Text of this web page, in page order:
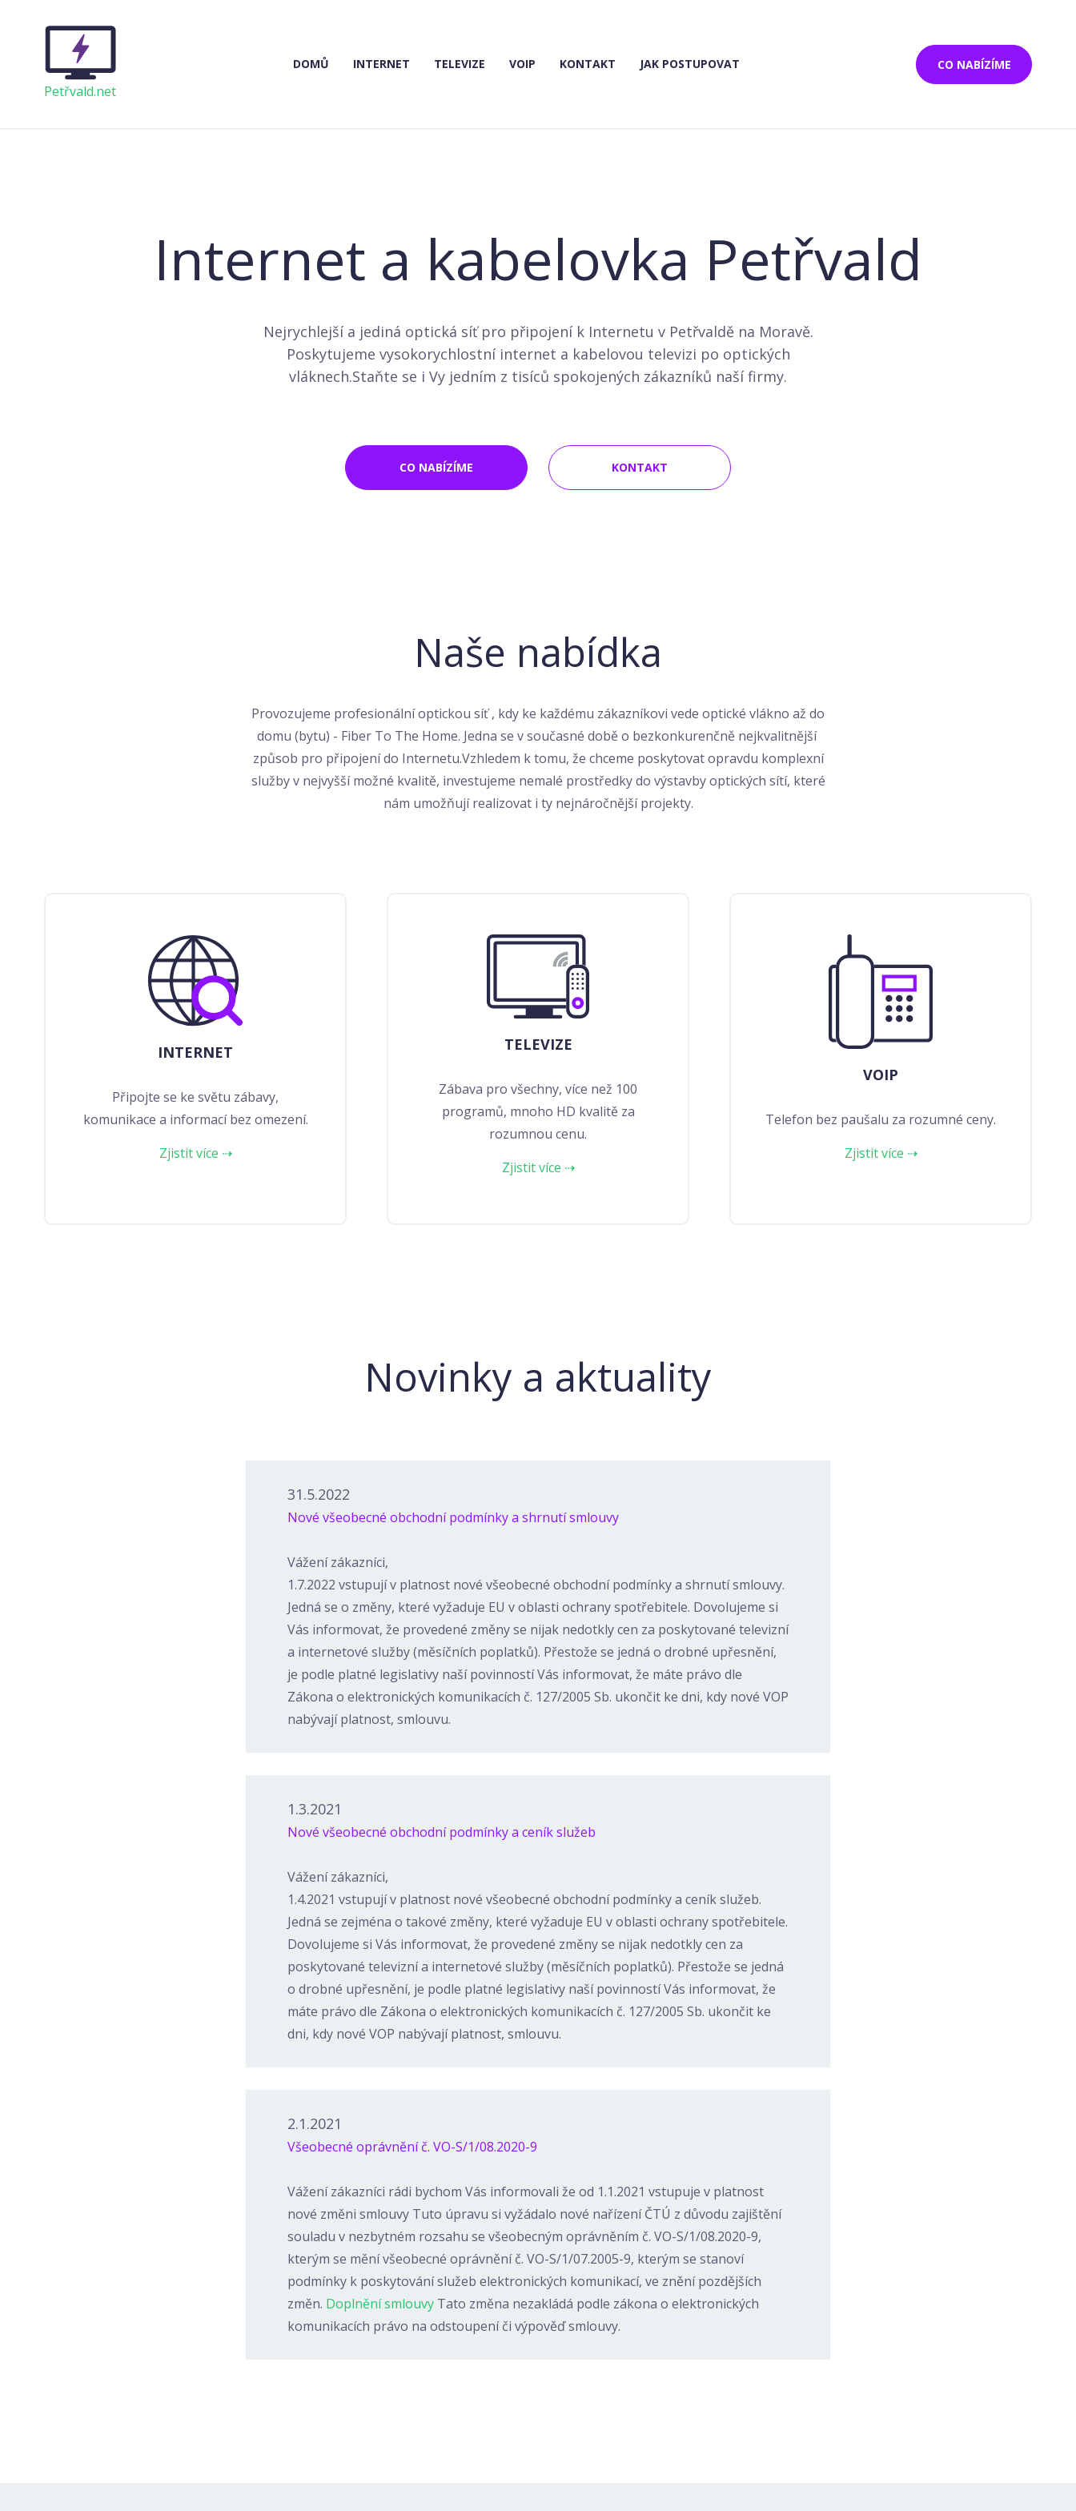
Petřvald.net
DOMŮ INTERNET TELEVIZE VOIP KONTAKT JAK POSTUPOVAT CO NABÍZÍME
Internet a kabelovka Petřvald
Nejrychlejší a jediná optická síť pro připojení k Internetu v Petřvaldě na Moravě.
Poskytujeme vysokorychlostní internet a kabelovou televizi po optických
vláknech.Staňte se i Vy jedním z tisíců spokojených zákazníků naší firmy.
CO NABÍZÍME KONTAKT
Naše nabídka
Provozujeme profesionální optickou síť , kdy ke každému zákazníkovi vede optické vlákno až do
domu (bytu) - Fiber To The Home. Jedna se v současné době o bezkonkurenčně nejkvalitnější
způsob pro připojení do Internetu.Vzhledem k tomu, že chceme poskytovat opravdu komplexní
služby v nejvyšší možné kvalitě, investujeme nemalé prostředky do výstavby optických sítí, které
nám umožňují realizovat i ty nejnáročnější projekty.
INTERNET
Připojte se ke světu zábavy,
komunikace a informací bez omezení.
Zjistit více ⇢
TELEVIZE
Zábava pro všechny, více než 100
programů, mnoho HD kvalitě za
rozumnou cenu.
Zjistit více ⇢
VOIP
Telefon bez paušalu za rozumné ceny.
Zjistit více ⇢
Novinky a aktuality
31.5.2022
Nové všeobecné obchodní podmínky a shrnutí smlouvy
Vážení zákazníci,
1.7.2022 vstupují v platnost nové všeobecné obchodní podmínky a shrnutí smlouvy.
Jedná se o změny, které vyžaduje EU v oblasti ochrany spotřebitele. Dovolujeme si
Vás informovat, že provedené změny se nijak nedotkly cen za poskytované televizní
a internetové služby (měsíčních poplatků). Přestože se jedná o drobné upřesnění,
je podle platné legislativy naší povinností Vás informovat, že máte právo dle
Zákona o elektronických komunikacích č. 127/2005 Sb. ukončit ke dni, kdy nové VOP
nabývají platnost, smlouvu.
1.3.2021
Nové všeobecné obchodní podmínky a ceník služeb
Vážení zákazníci,
1.4.2021 vstupují v platnost nové všeobecné obchodní podmínky a ceník služeb.
Jedná se zejména o takové změny, které vyžaduje EU v oblasti ochrany spotřebitele.
Dovolujeme si Vás informovat, že provedené změny se nijak nedotkly cen za
poskytované televizní a internetové služby (měsíčních poplatků). Přestože se jedná
o drobné upřesnění, je podle platné legislativy naší povinností Vás informovat, že
máte právo dle Zákona o elektronických komunikacích č. 127/2005 Sb. ukončit ke
dni, kdy nové VOP nabývají platnost, smlouvu.
2.1.2021
Všeobecné oprávnění č. VO-S/1/08.2020-9
Vážení zákazníci rádi bychom Vás informovali že od 1.1.2021 vstupuje v platnost
nové změni smlouvy Tuto úpravu si vyžádalo nové nařízení ČTÚ z důvodu zajištění
souladu v nezbytném rozsahu se všeobecným oprávněním č. VO-S/1/08.2020-9,
kterým se mění všeobecné oprávnění č. VO-S/1/07.2005-9, kterým se stanoví
podmínky k poskytování služeb elektronických komunikací, ve znění pozdějších
změn. Doplnění smlouvy Tato změna nezakládá podle zákona o elektronických
komunikacích právo na odstoupení či výpověď smlouvy.